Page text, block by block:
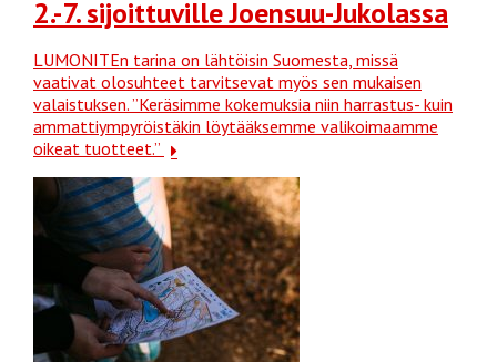
2.-7. sijoittuville Joensuu-Jukolassa
LUMONITEn tarina on lähtöisin Suomesta, missä
vaativat olosuhteet tarvitsevat myös sen mukaisen
valaistuksen. ”Keräsimme kokemuksia niin harrastus- kuin
ammattiympyröistäkin löytääksemme valikoimaamme
oikeat tuotteet.”